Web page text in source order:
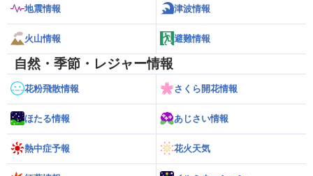
地震情報 津波情報
火山情報 避難情報
自然・季節・レジャー情報
花粉飛散情報 さくら開花情報
ほたる情報 あじさい情報
熱中症予報 花火天気